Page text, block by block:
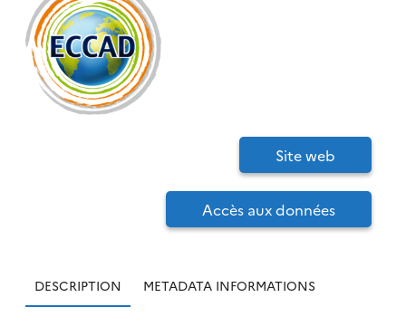
Site web
Accès aux données
DESCRIPTION METADATA INFORMATIONS